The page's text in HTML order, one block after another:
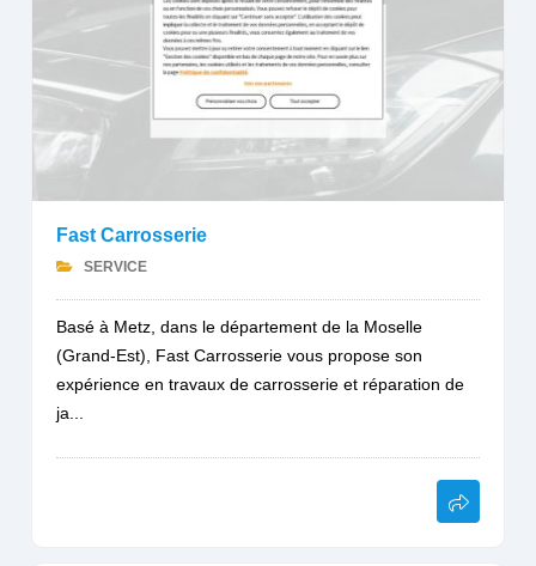
Fast Carrosserie
SERVICE
Basé à Metz, dans le département de la Moselle
(Grand-Est), Fast Carrosserie vous propose son
expérience en travaux de carrosserie et réparation de
ja...